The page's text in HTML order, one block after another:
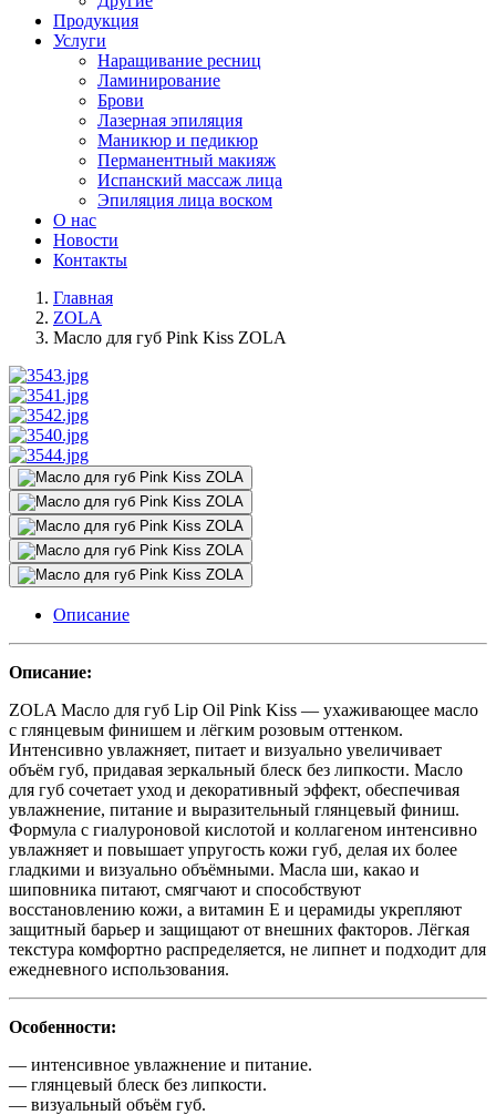
Продукция
Услуги
Наращивание ресниц
Ламинирование
Брови
Лазерная эпиляция
Маникюр и педикюр
Перманентный макияж
Испанский массаж лица
Эпиляция лица воском
О нас
Новости
Контакты
Главная
ZOLA
Масло для губ Pink Kiss ZOLA
Описание
Описание:
ZOLA Масло для губ Lip Oil Pink Kiss — ухаживающее масло
с глянцевым финишем и лёгким розовым оттенком.
Интенсивно увлажняет, питает и визуально увеличивает
объём губ, придавая зеркальный блеск без липкости. Масло
для губ сочетает уход и декоративный эффект, обеспечивая
увлажнение, питание и выразительный глянцевый финиш.
Формула с гиалуроновой кислотой и коллагеном интенсивно
увлажняет и повышает упругость кожи губ, делая их более
гладкими и визуально объёмными. Масла ши, какао и
шиповника питают, смягчают и способствуют
восстановлению кожи, а витамин Е и церамиды укрепляют
защитный барьер и защищают от внешних факторов. Лёгкая
текстура комфортно распределяется, не липнет и подходит для
ежедневного использования.
Особенности:
— интенсивное увлажнение и питание.
— глянцевый блеск без липкости.
— визуальный объём губ.